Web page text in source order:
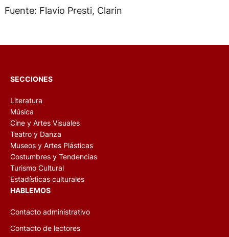
Fuente: Flavio Presti, Clarin
SECCIONES
Literatura
Música
Cine y Artes Visuales
Teatro y Danza
Museos y Artes Plásticas
Costumbres y Tendencias
Turismo Cultural
Estadísticas culturales
HABLEMOS
Contacto administrativo
Contacto de lectores